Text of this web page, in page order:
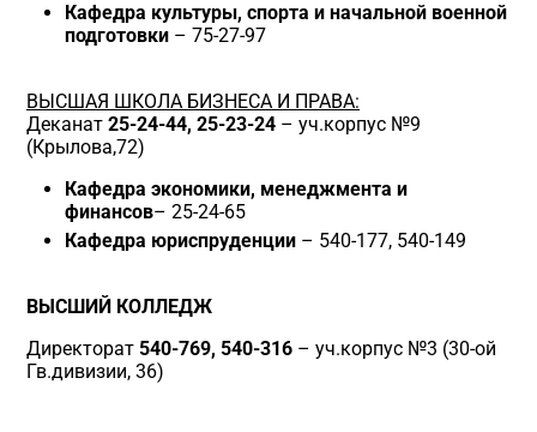
Кафедра культуры, спорта и начальной военной
подготовки – 75-27-97
ВЫСШАЯ ШКОЛА БИЗНЕСА И ПРАВА:
Деканат 25-24-44, 25-23-24 – уч.корпус №9
(Крылова,72)
Кафедра экономики, менеджмента и
финансов– 25-24-65
Кафедра юриспруденции – 540-177, 540-149
ВЫСШИЙ КОЛЛЕДЖ
Директорат 540-769, 540-316 – уч.корпус №3 (30-ой
Гв.дивизии, 36)